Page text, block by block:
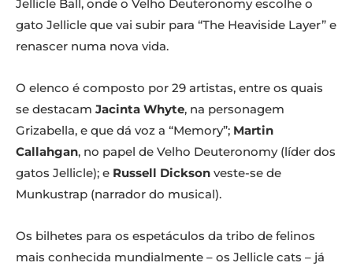
Jellicle Ball, onde o Velho Deuteronomy escolhe o
gato Jellicle que vai subir para “The Heaviside Layer” e
renascer numa nova vida.
O elenco é composto por 29 artistas, entre os quais
se destacam Jacinta Whyte, na personagem
Grizabella, e que dá voz a “Memory”; Martin
Callahgan, no papel de Velho Deuteronomy (líder dos
gatos Jellicle); e Russell Dickson veste-se de
Munkustrap (narrador do musical).
Os bilhetes para os espetáculos da tribo de felinos
mais conhecida mundialmente – os Jellicle cats – já